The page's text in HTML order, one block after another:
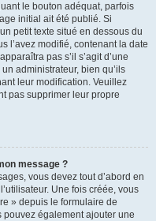
le bouton adéquat, parfois
initial ait été publié. Si
petit texte situé en dessous du
l’avez modifié, contenant la date
pas s’il s’agit d’une
administrateur, bien qu’ils
leur modification. Veuillez
pas supprimer leur propre
message ?
vous devez tout d’abord en
Une fois créée, vous
» depuis le formulaire de
pouvez également ajouter une